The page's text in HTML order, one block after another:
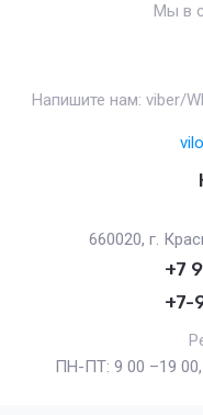
Мы в
Напишите нам: viber/
660020, г.
+7
+7-
ПН-ПТ: 9 00 –19 00,